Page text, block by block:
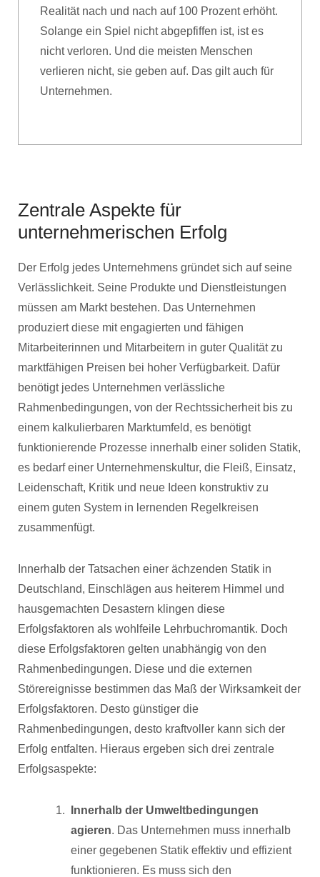
Realität nach und nach auf 100 Prozent erhöht.
Solange ein Spiel nicht abgepfiffen ist, ist es
nicht verloren. Und die meisten Menschen
verlieren nicht, sie geben auf. Das gilt auch für
Unternehmen.
Zentrale Aspekte für
unternehmerischen Erfolg
Der Erfolg jedes Unternehmens gründet sich auf seine
Verlässlichkeit. Seine Produkte und Dienstleistungen
müssen am Markt bestehen. Das Unternehmen
produziert diese mit engagierten und fähigen
Mitarbeiterinnen und Mitarbeitern in guter Qualität zu
marktfähigen Preisen bei hoher Verfügbarkeit. Dafür
benötigt jedes Unternehmen verlässliche
Rahmenbedingungen, von der Rechtssicherheit bis zu
einem kalkulierbaren Marktumfeld, es benötigt
funktionierende Prozesse innerhalb einer soliden Statik,
es bedarf einer Unternehmenskultur, die Fleiß, Einsatz,
Leidenschaft, Kritik und neue Ideen konstruktiv zu
einem guten System in lernenden Regelkreisen
zusammenfügt.
Innerhalb der Tatsachen einer ächzenden Statik in
Deutschland, Einschlägen aus heiterem Himmel und
hausgemachten Desastern klingen diese
Erfolgsfaktoren als wohlfeile Lehrbuchromantik. Doch
diese Erfolgsfaktoren gelten unabhängig von den
Rahmenbedingungen. Diese und die externen
Störereignisse bestimmen das Maß der Wirksamkeit der
Erfolgsfaktoren. Desto günstiger die
Rahmenbedingungen, desto kraftvoller kann sich der
Erfolg entfalten. Hieraus ergeben sich drei zentrale
Erfolgsaspekte:
Innerhalb der Umweltbedingungen
agieren. Das Unternehmen muss innerhalb
einer gegebenen Statik effektiv und effizient
funktionieren. Es muss sich den